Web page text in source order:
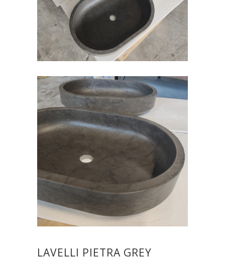
LAVELLI PIETRA GREY